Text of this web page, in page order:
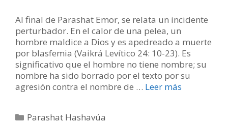
Al final de Parashat Emor, se relata un incidente
perturbador. En el calor de una pelea, un
hombre maldice a Dios y es apedreado a muerte
por blasfemia (Vaikrá Levítico 24: 10-23). Es
significativo que el hombre no tiene nombre; su
nombre ha sido borrado por el texto por su
agresión contra el nombre de … Leer más
Categorías
Parashat Hashavúa